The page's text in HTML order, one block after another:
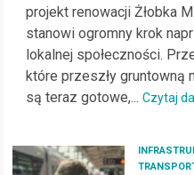
projekt renowacji Żłobka
stanowi ogromny krok
lokalnej społeczności.
które przeszły gruntowną
są teraz gotowe,... Czytaj